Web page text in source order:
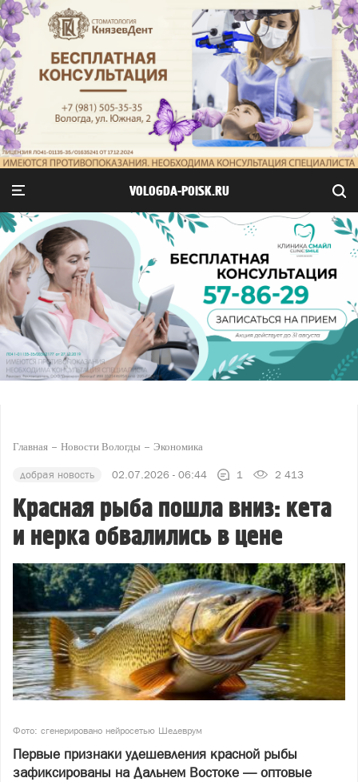
VOLOGDA-POISK.RU
Главная Новости Вологды Экономика
добрая новость 02.07.2026 - 06:44 1 2 413
Красная рыба пошла вниз: кета
и нерка обвалились в цене
Фото: сгенерировано нейросетью Шедеврум
Первые признаки удешевления красной рыбы
зафиксированы на Дальнем Востоке — оптовые